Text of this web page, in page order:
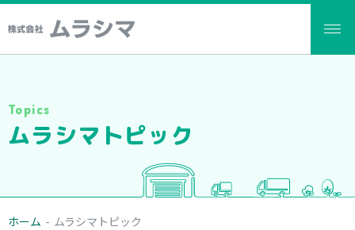
Topics
ムラシマトピック
ホーム - ムラシマトピック